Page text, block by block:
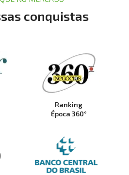
conquistas
Ranking
Época 360°